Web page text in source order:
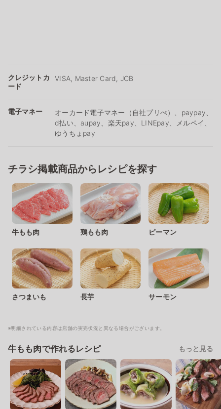
クレジットカ
ード
VISA, Master Card, JCB
電子マネー
オーカード電子マネー（自社プリぺ）、paypay、
d払い、aupay、楽天pay、LINEpay、メルペイ、
ゆうちょpay
チラシ掲載商品からレシピを探す
牛もも肉 鶏もも肉 ピーマン
さつまいも 長芋 サーモン
※明細されている内容は店舗の実売状況と異なる場合がございます。
牛もも肉で作れるレシピ もっと見る